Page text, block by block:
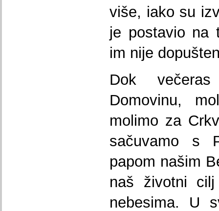
više, iako su
je postavio na
im nije
Dok
Domovinu,
molimo za
sačuvamo s
papom našim
naš životni
nebesima. U